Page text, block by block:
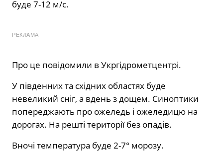
буде 7-12 м/с.
РЕКЛАМА
Про це повідомили в Укргідрометцентрі.
У південних та східних областях буде
невеликий сніг, а вдень з дощем. Синоптики
попереджають про ожеледь і ожеледицю на
дорогах. На решті території без опадів.
Вночі температура буде 2-7° морозу.